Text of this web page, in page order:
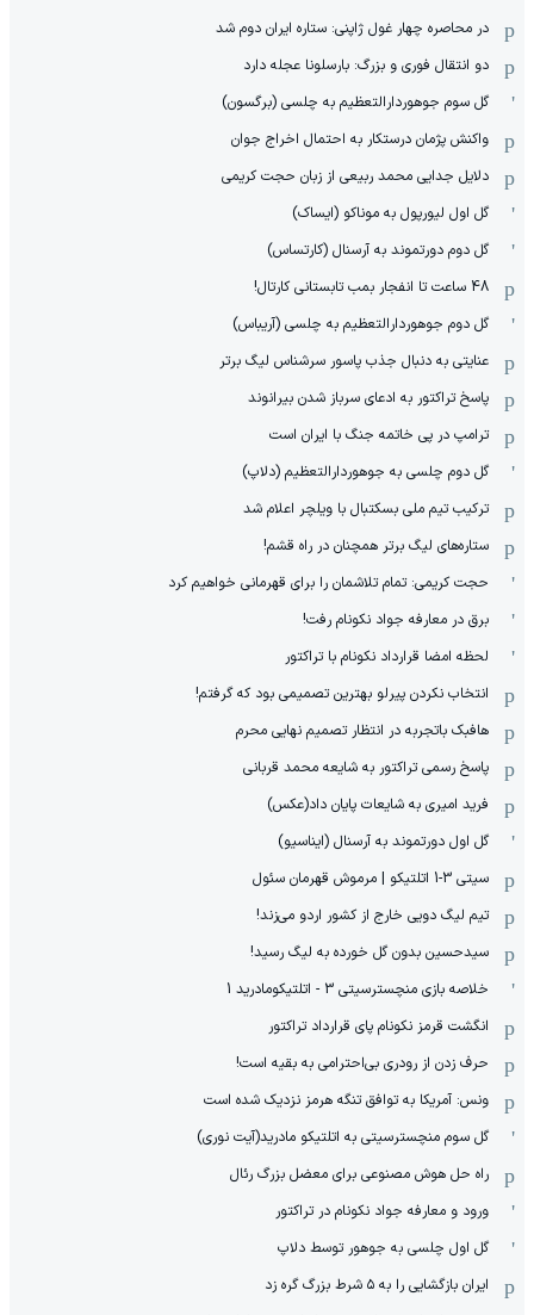
در محاصره چهار غول ژاپنی: ستاره ایران دوم شد
دو انتقال فوری و بزرگ: بارسلونا عجله دارد
گل سوم جوهوردارالتعظیم به چلسی (برگسون)
واکنش پژمان درستکار به احتمال اخراج جوان
دلایل جدایی محمد ربیعی از زبان حجت کریمی
گل اول لیورپول به موناکو (ایساک)
گل دوم دورتموند به آرسنال (کارتساس)
48 ساعت تا انفجار بمب تابستانی کارتال!
گل دوم جوهوردارالتعظیم به چلسی (آریباس)
عنایتی به دنبال جذب پاسور سرشناس لیگ برتر
پاسخ تراکتور به ادعای سرباز شدن بیرانوند
ترامپ در پی خاتمه جنگ با ایران است
گل دوم چلسی به جوهوردارالتعظیم (دلاپ)
ترکیب تیم ملی بسکتبال با ویلچر اعلام شد
ستاره‌های لیگ برتر همچنان در راه قشم!
حجت کریمی: تمام تلاشمان را برای قهرمانی خواهیم کرد
برق در معارفه جواد نکونام رفت!
لحظه امضا قرارداد نکونام با تراکتور
انتخاب نکردن پیرلو بهترین تصمیمی بود که گرفتم!
هافبک باتجربه در انتظار تصمیم نهایی محرم
پاسخ رسمی تراکتور به شایعه محمد قربانی
فرید امیری به شایعات پایان داد(عکس)
گل اول دورتموند به آرسنال (ایناسیو)
سیتی 3-1 اتلتیکو | مرموش قهرمان سئول
تیم لیگ دویی خارج از کشور اردو می‌زند!
سیدحسین بدون گل خورده به لیگ رسید!
خلاصه بازی منچسترسیتی 3 - اتلتیکومادرید 1
انگشت قرمز نکونام پای قرارداد تراکتور
حرف زدن از رودری بی‌احترامی به بقیه است!
ونس: آمریکا به توافق تنگه هرمز نزدیک شده است
گل سوم منچسترسیتی به اتلتیکو مادرید(آیت نوری)
راه حل هوش مصنوعی برای معضل بزرگ رئال
ورود و معارفه جواد نکونام در تراکتور
گل اول چلسی به جوهور توسط دلاپ
ایران بازگشایی را به ۵ شرط بزرگ گره زد